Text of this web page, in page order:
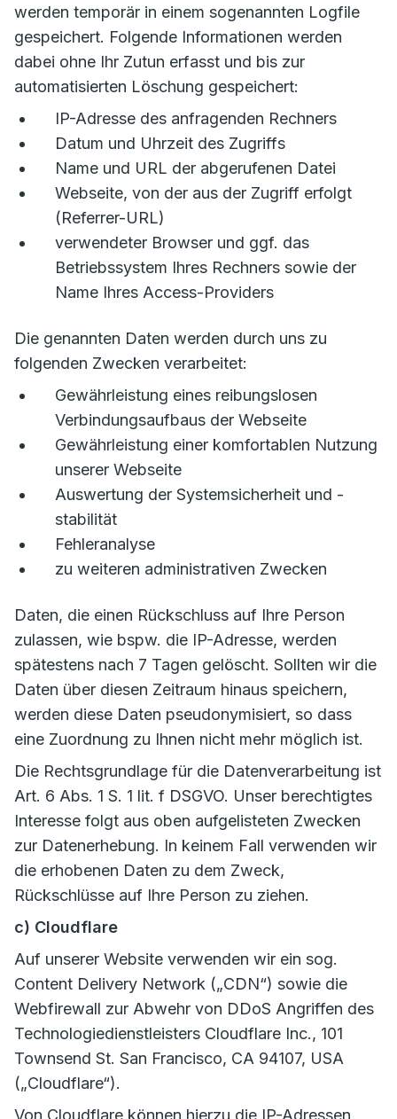
werden temporär in einem sogenannten Logfile
gespeichert. Folgende Informationen werden
dabei ohne Ihr Zutun erfasst und bis zur
automatisierten Löschung gespeichert:
IP-Adresse des anfragenden Rechners
Datum und Uhrzeit des Zugriffs
Name und URL der abgerufenen Datei
Webseite, von der aus der Zugriff erfolgt
(Referrer-URL)
verwendeter Browser und ggf. das
Betriebssystem Ihres Rechners sowie der
Name Ihres Access-Providers
Die genannten Daten werden durch uns zu
folgenden Zwecken verarbeitet:
Gewährleistung eines reibungslosen
Verbindungsaufbaus der Webseite
Gewährleistung einer komfortablen Nutzung
unserer Webseite
Auswertung der Systemsicherheit und -
stabilität
Fehleranalyse
zu weiteren administrativen Zwecken
Daten, die einen Rückschluss auf Ihre Person
zulassen, wie bspw. die IP-Adresse, werden
spätestens nach 7 Tagen gelöscht. Sollten wir die
Daten über diesen Zeitraum hinaus speichern,
werden diese Daten pseudonymisiert, so dass
eine Zuordnung zu Ihnen nicht mehr möglich ist.
Die Rechtsgrundlage für die Datenverarbeitung ist
Art. 6 Abs. 1 S. 1 lit. f DSGVO. Unser berechtigtes
Interesse folgt aus oben aufgelisteten Zwecken
zur Datenerhebung. In keinem Fall verwenden wir
die erhobenen Daten zu dem Zweck,
Rückschlüsse auf Ihre Person zu ziehen.
c) Cloudflare
Auf unserer Website verwenden wir ein sog.
Content Delivery Network („CDN“) sowie die
Webfirewall zur Abwehr von DDoS Angriffen des
Technologiedienstleisters Cloudflare Inc., 101
Townsend St. San Francisco, CA 94107, USA
(„Cloudflare“).
Von Cloudflare können hierzu die IP-Adressen,